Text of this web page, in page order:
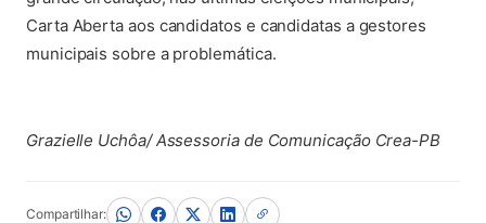
Carta Aberta aos candidatos e candidatas a gestores
municipais sobre a problemática.
Grazielle Uchôa/ Assessoria de Comunicação Crea-PB
Compartilhar: